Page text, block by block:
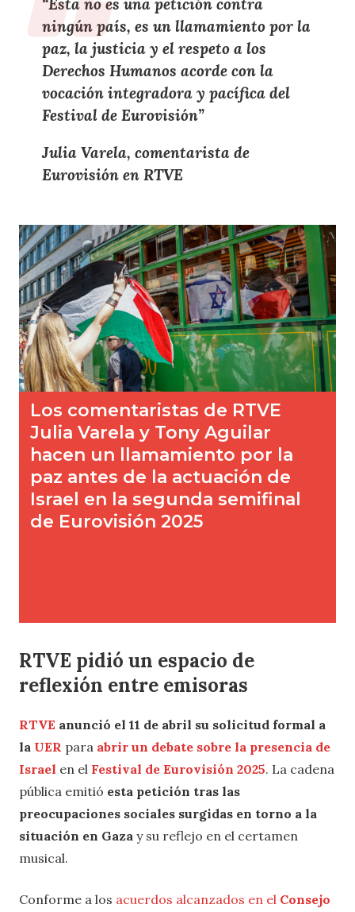
“Esta no es una petición contra
ningún país, es un llamamiento por la
paz, la justicia y el respeto a los
Derechos Humanos acorde con la
vocación integradora y pacífica del
Festival de Eurovisión”
Julia Varela, comentarista de
Eurovisión en RTVE
RTVE pidió un espacio de
reflexión entre emisoras
RTVE anunció el 11 de abril su solicitud formal a
la UER para abrir un debate sobre la presencia de
Israel en el Festival de Eurovisión 2025. La cadena
pública emitió esta petición tras las
preocupaciones sociales surgidas en torno a la
situación en Gaza y su reflejo en el certamen
musical.
Conforme a los acuerdos alcanzados en el Consejo